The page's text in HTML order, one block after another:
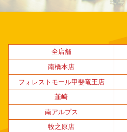
全店舗
南橋本店
フォレストモール甲斐竜王店
韮崎
南アルプス
牧之原店